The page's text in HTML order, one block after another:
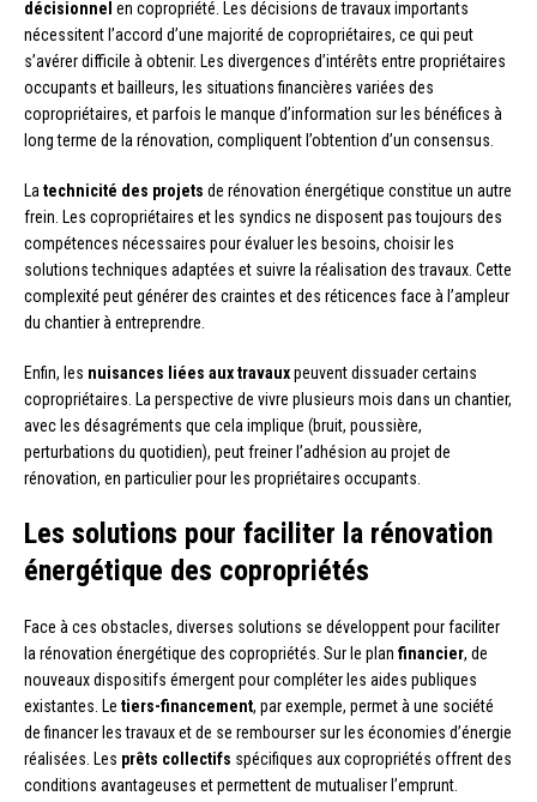
décisionnel en copropriété. Les décisions de travaux importants
nécessitent l’accord d’une majorité de copropriétaires, ce qui peut
s’avérer difficile à obtenir. Les divergences d’intérêts entre propriétaires
occupants et bailleurs, les situations financières variées des
copropriétaires, et parfois le manque d’information sur les bénéfices à
long terme de la rénovation, compliquent l’obtention d’un consensus.
La technicité des projets de rénovation énergétique constitue un autre
frein. Les copropriétaires et les syndics ne disposent pas toujours des
compétences nécessaires pour évaluer les besoins, choisir les
solutions techniques adaptées et suivre la réalisation des travaux. Cette
complexité peut générer des craintes et des réticences face à l’ampleur
du chantier à entreprendre.
Enfin, les nuisances liées aux travauxpeuvent dissuader certains
copropriétaires. La perspective de vivre plusieurs mois dans un chantier,
avec les désagréments que cela implique (bruit, poussière,
perturbations du quotidien), peut freiner l’adhésion au projet de
rénovation, en particulier pour les propriétaires occupants.
Les solutions pour faciliter la rénovation
énergétique des copropriétés
Face à ces obstacles, diverses solutions se développent pour faciliter
la rénovation énergétique des copropriétés. Sur le plan financier, de
nouveaux dispositifs émergent pour compléter les aides publiques
existantes. Le tiers-financement, par exemple, permet à une société
de financer les travaux et de se rembourser sur les économies d’énergie
réalisées. Les prêts collectifs spécifiques aux copropriétés offrent des
conditions avantageuses et permettent de mutualiser l’emprunt.